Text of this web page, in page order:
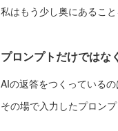
私はもう少し奥にあるこ
プロンプトだけではな
AIの返答をつくっているの
その場で入力したプロンプ